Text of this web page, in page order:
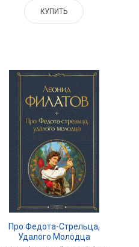
КУПИТЬ
Про Федота-Стрельца,
Удалого Молодца